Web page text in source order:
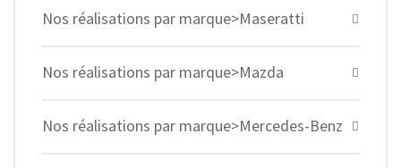
Nos réalisations par marque>Maseratti
Nos réalisations par marque>Mazda
Nos réalisations par marque>Mercedes-Benz